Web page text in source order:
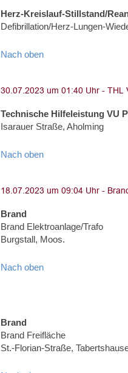
Herz-Kreislauf-Stillstand/
Defibrillation/Herz-Lungen-
Nach oben
Technische Hilfeleistung VU
Isarauer Straße, Aholming
Nach oben
Brand
Brand Elektroanlage/Trafo
Burgstall, Moos.
Nach oben
Brand
Brand Freifläche
St.-Florian-Straße,